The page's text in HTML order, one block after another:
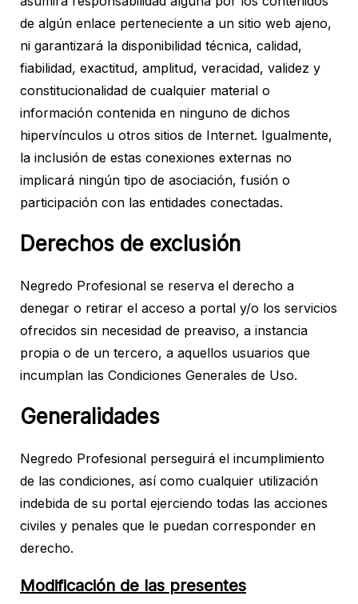
de algún enlace perteneciente a un sitio web ajeno,
ni garantizará la disponibilidad técnica, calidad,
fiabilidad, exactitud, amplitud, veracidad, validez y
constitucionalidad de cualquier material o
información contenida en ninguno de dichos
hipervínculos u otros sitios de Internet. Igualmente,
la inclusión de estas conexiones externas no
implicará ningún tipo de asociación, fusión o
participación con las entidades conectadas.
Derechos de exclusión
Negredo Profesional se reserva el derecho a
denegar o retirar el acceso a portal y/o los servicios
ofrecidos sin necesidad de preaviso, a instancia
propia o de un tercero, a aquellos usuarios que
incumplan las Condiciones Generales de Uso.
Generalidades
Negredo Profesional perseguirá el incumplimiento
de las condiciones, así como cualquier utilización
indebida de su portal ejerciendo todas las acciones
civiles y penales que le puedan corresponder en
derecho.
Modificación de las presentes